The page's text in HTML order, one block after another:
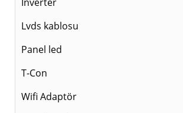
Lvds kablosu
Panel led
T-Con
Wifi Adaptör